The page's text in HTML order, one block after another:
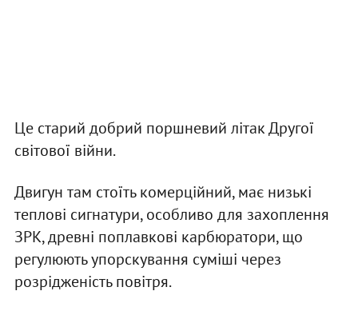
Це старий добрий поршневий літак Другої
світової війни.
Двигун там стоїть комерційний, має низькі
теплові сигнатури, особливо для захоплення
ЗРК, древні поплавкові карбюратори, що
регулюють упорскування суміші через
розрідженість повітря.